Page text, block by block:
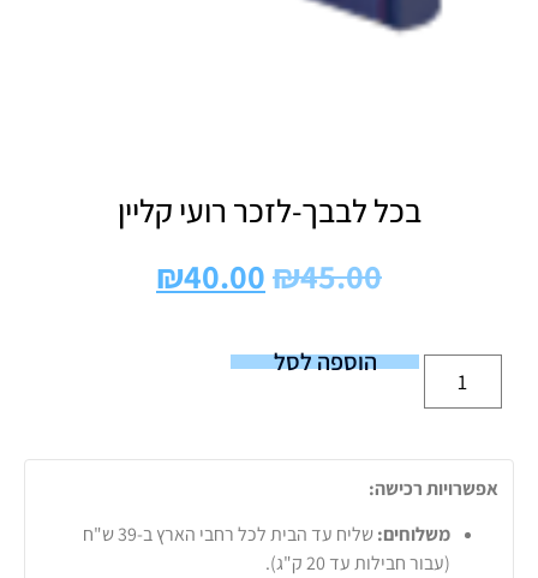
בכל לבבך-לזכר רועי קליין
₪45.00
₪40.00
הוספה לסל
אפשרויות רכישה:
משלוחים:
שליח עד הבית לכל רחבי הארץ ב-39 ש"ח
(עבור חבילות עד 20 ק"ג).